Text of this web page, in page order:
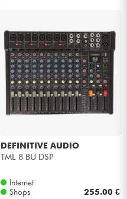
DEFINITIVE AUDIO
TML 8 BU DSP
Internet
Shops
255.00 €